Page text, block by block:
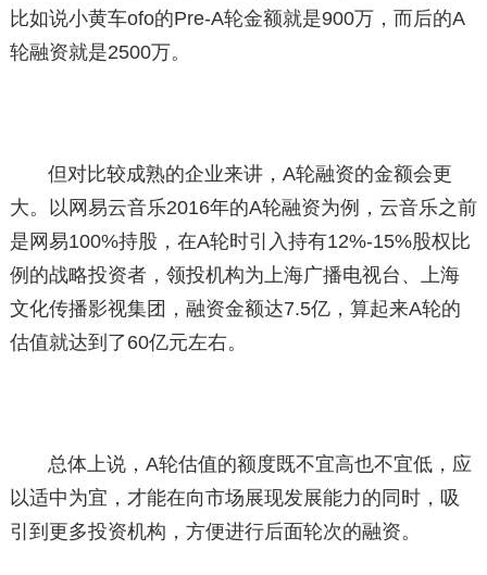
比如说小黄车ofo的Pre-A轮金额就是900万，而后的A
轮融资就是2500万。
但对比较成熟的企业来讲，A轮融资的金额会更
大。以网易云音乐2016年的A轮融资为例，云音乐之前
是网易100%持股，在A轮时引入持有12%-15%股权比
例的战略投资者，领投机构为上海广播电视台、上海
文化传播影视集团，融资金额达7.5亿，算起来A轮的
估值就达到了60亿元左右。
总体上说，A轮估值的额度既不宜高也不宜低，应
以适中为宜，才能在向市场展现发展能力的同时，吸
引到更多投资机构，方便进行后面轮次的融资。